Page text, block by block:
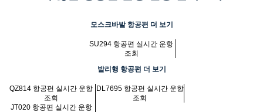
모스크바발 항공편 더 보기
SU294 항공편 실시간 운항
조회
발리행 항공편 더 보기
QZ814 항공편 실시간 운항
조회
DL7695 항공편 실시간 운항
조회
JT020 항공편 실시간 운항